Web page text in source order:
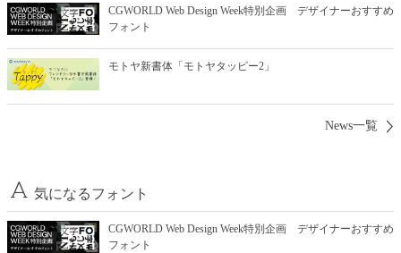
CGWORLD Web Design Week特別企画 デザイナーおすすめ
フォント
モトヤ新書体「モトヤタッピー2」
News一覧
気になるフォント
CGWORLD Web Design Week特別企画 デザイナーおすすめ
フォント